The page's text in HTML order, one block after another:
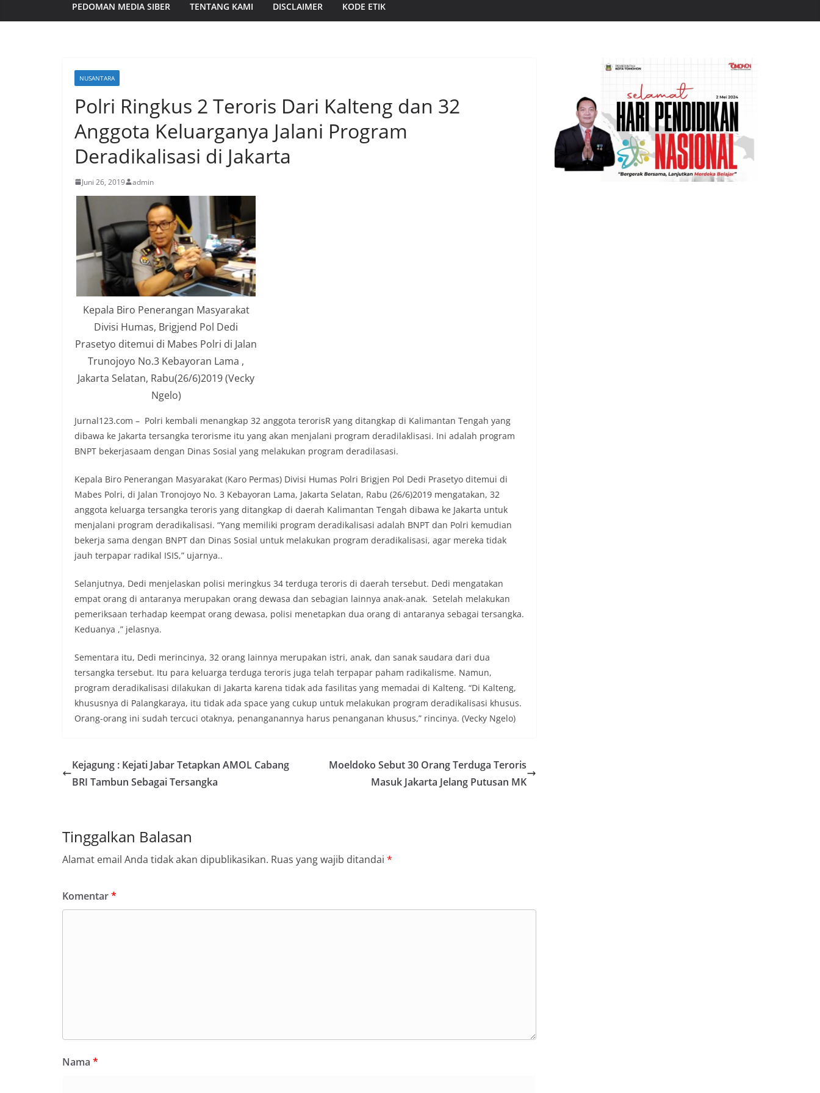
PEDOMAN MEDIA SIBER TENTANG KAMI DISCLAIMER KODE ETIK
NUSANTARA
Polri Ringkus 2 Teroris Dari Kalteng dan 32
Anggota Keluarganya Jalani Program
Deradikalisasi di Jakarta
Juni 26, 2019 admin
Kepala Biro Penerangan Masyarakat
Divisi Humas, Brigjend Pol Dedi
Prasetyo ditemui di Mabes Polri di Jalan
Trunojoyo No.3 Kebayoran Lama ,
Jakarta Selatan, Rabu(26/6)2019 (Vecky
Ngelo)
Jurnal123.com – Polri kembali menangkap 32 anggota terorisR yang ditangkap di Kalimantan Tengah yang
dibawa ke Jakarta tersangka terorisme itu yang akan menjalani program deradilaklisasi. Ini adalah program
BNPT bekerjasaam dengan Dinas Sosial yang melakukan program deradilasasi.
Kepala Biro Penerangan Masyarakat (Karo Permas) Divisi Humas Polri Brigjen Pol Dedi Prasetyo ditemui di
Mabes Polri, di Jalan Tronojoyo No. 3 Kebayoran Lama, Jakarta Selatan, Rabu (26/6)2019 mengatakan, 32
anggota keluarga tersangka teroris yang ditangkap di daerah Kalimantan Tengah dibawa ke Jakarta untuk
menjalani program deradikalisasi. “Yang memiliki program deradikalisasi adalah BNPT dan Polri kemudian
bekerja sama dengan BNPT dan Dinas Sosial untuk melakukan program deradikalisasi, agar mereka tidak
jauh terpapar radikal ISIS,” ujarnya..
Selanjutnya, Dedi menjelaskan polisi meringkus 34 terduga teroris di daerah tersebut. Dedi mengatakan
empat orang di antaranya merupakan orang dewasa dan sebagian lainnya anak-anak. Setelah melakukan
pemeriksaan terhadap keempat orang dewasa, polisi menetapkan dua orang di antaranya sebagai tersangka.
Keduanya ,” jelasnya.
Sementara itu, Dedi merincinya, 32 orang lainnya merupakan istri, anak, dan sanak saudara dari dua
tersangka tersebut. Itu para keluarga terduga teroris juga telah terpapar paham radikalisme. Namun,
program deradikalisasi dilakukan di Jakarta karena tidak ada fasilitas yang memadai di Kalteng. “Di Kalteng,
khususnya di Palangkaraya, itu tidak ada space yang cukup untuk melakukan program deradikalisasi khusus.
Orang-orang ini sudah tercuci otaknya, penanganannya harus penanganan khusus,” rincinya. (Vecky Ngelo)
Kejagung : Kejati Jabar Tetapkan AMOL Cabang
BRI Tambun Sebagai Tersangka
Moeldoko Sebut 30 Orang Terduga Teroris
Masuk Jakarta Jelang Putusan MK
Tinggalkan Balasan
Alamat email Anda tidak akan dipublikasikan. Ruas yang wajib ditandai *
Komentar*
Nama *